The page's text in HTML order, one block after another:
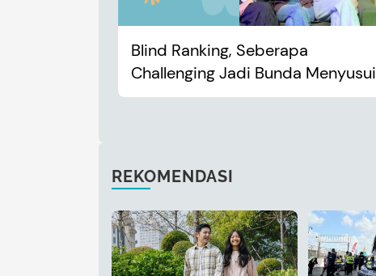
Blind Ranking, Seberapa
Challenging Jadi Bunda Menyusui
REKOMENDASI